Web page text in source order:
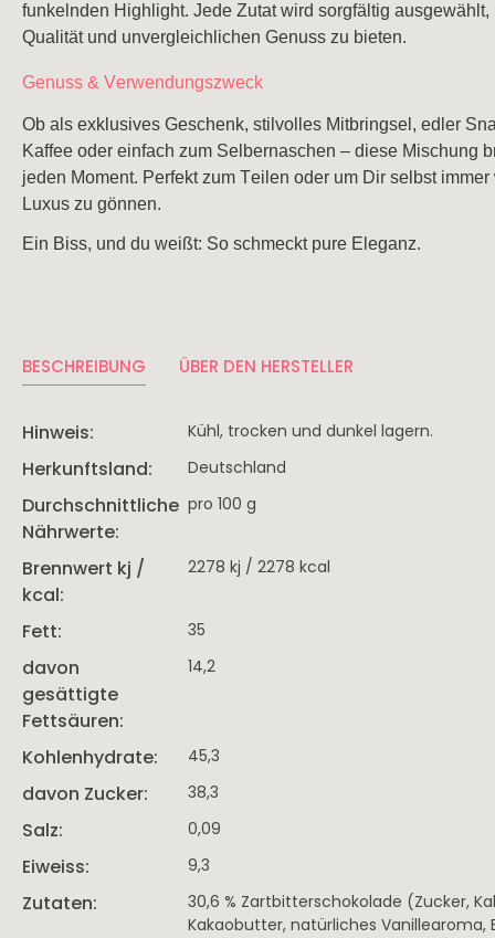
Latein Amerika
Argentinien
Saisonales
Festtagsweine
funkelnden Highlight. Jede Zutat wird sorgfältig ausgewählt,
Qualität und unvergleichlichen Genuss zu bieten.
Genuss & Verwendungszweck
Ob als exklusives Geschenk, stilvolles Mitbringsel, edler
Kaffee oder einfach zum Selbernaschen – diese Mischung
jeden Moment. Perfekt zum Teilen oder um Dir selbst
Luxus zu gönnen.
Ein Biss, und du weißt: So schmeckt pure Eleganz.
BESCHREIBUNG ÜBER DEN HERSTELLER
Hinweis: Kühl, trocken und dunkel lagern.
Herkunftsland: Deutschland
Durchschnittliche
Nährwerte:
pro 100 g
Brennwert kj /
kcal:
2278 kj / 2278 kcal
Fett: 35
davon
gesättigte
Fettsäuren:
14,2
Kohlenhydrate: 45,3
davon Zucker: 38,3
Salz: 0,09
Eiweiss: 9,3
Zutaten:
30,6 % Zartbitterschokolade (Zucker,
Kakaobutter, natürliches Vanillearoma,